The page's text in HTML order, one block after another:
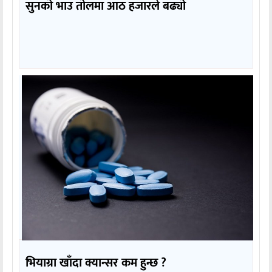
सुनको भाउ तोलमा आठ हजारले बढ्यो
भियाग्रा खाँदा क्यान्सर कम हुन्छ ?